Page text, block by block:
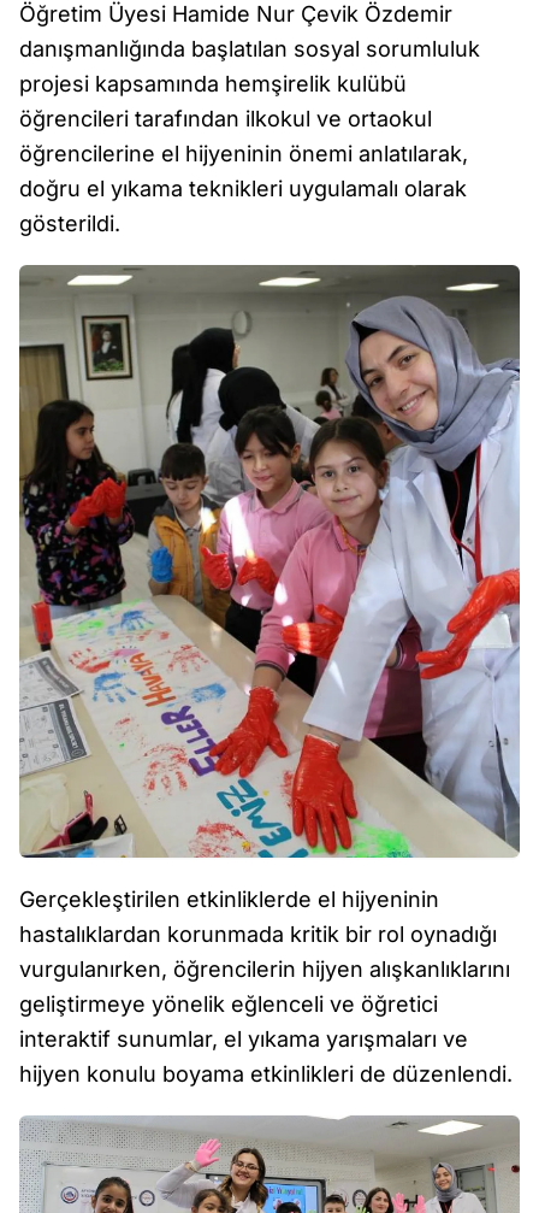
Öğretim Üyesi Hamide Nur Çevik Özdemir
danışmanlığında başlatılan sosyal sorumluluk
projesi kapsamında hemşirelik kulübü
öğrencileri tarafından ilkokul ve ortaokul
öğrencilerine el hijyeninin önemi anlatılarak,
doğru el yıkama teknikleri uygulamalı olarak
gösterildi.
Gerçekleştirilen etkinliklerde el hijyeninin
hastalıklardan korunmada kritik bir rol oynadığı
vurgulanırken, öğrencilerin hijyen alışkanlıklarını
geliştirmeye yönelik eğlenceli ve öğretici
interaktif sunumlar, el yıkama yarışmaları ve
hijyen konulu boyama etkinlikleri de düzenlendi.